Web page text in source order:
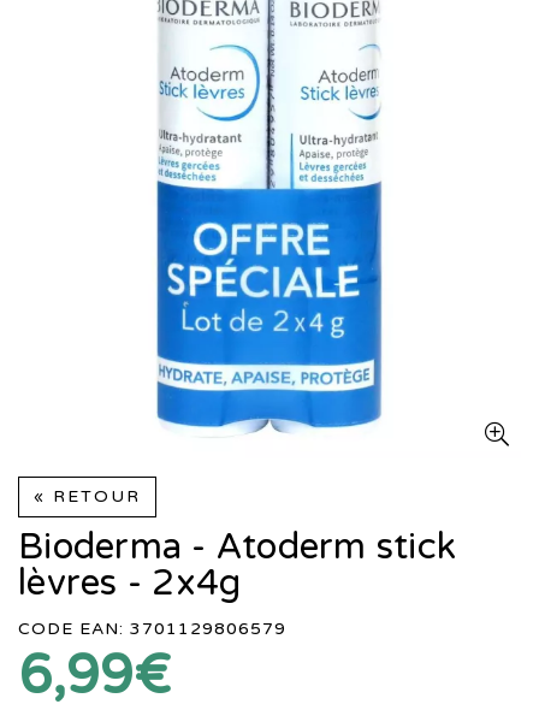
« RETOUR
Bioderma - Atoderm stick
lèvres - 2x4g
CODE EAN: 3701129806579
6,99€